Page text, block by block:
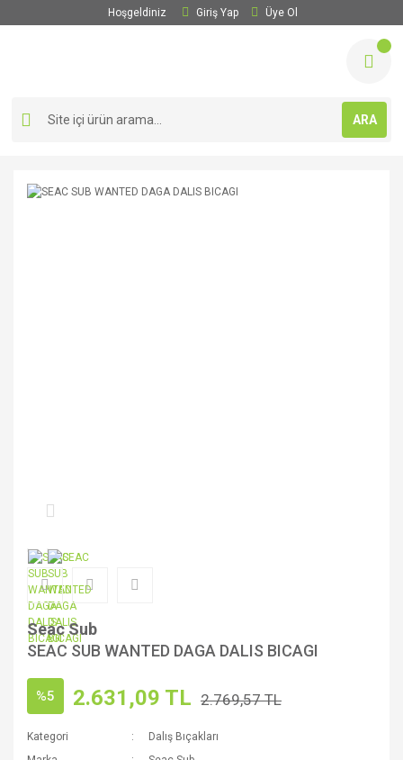
Hoşgeldiniz Giriş Yap Üye Ol
ARA
Seac Sub
SEAC SUB WANTED DAGA DALIS BICAGI
%5 2.631,09 TL 2.769,57 TL
Kategori
Dalış Bıçakları